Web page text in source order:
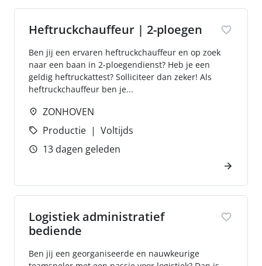
Heftruckchauffeur | 2-ploegen
Ben jij een ervaren heftruckchauffeur en op zoek
naar een baan in 2-ploegendienst? Heb je een
geldig heftruckattest? Solliciteer dan zeker! Als
heftruckchauffeur ben je...
ZONHOVEN
Productie
Voltijds
13 dagen geleden
Logistiek administratief
bediende
Ben jij een georganiseerde en nauwkeurige